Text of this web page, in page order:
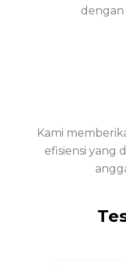
dengan
Kami
efisiensi yang